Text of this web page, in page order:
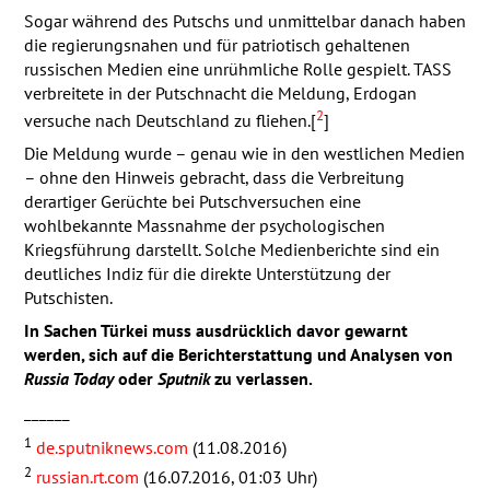
Sogar während des Putschs und unmittelbar danach haben
die regierungsnahen und für patriotisch gehaltenen
russischen Medien eine unrühmliche Rolle gespielt.TASS
verbreitete in der Putschnacht die Meldung, Erdogan
versuche nach Deutschland zu fliehen.[2]
Die Meldung wurde – genau wie in den westlichen Medien
– ohne den Hinweis gebracht, dass die Verbreitung
derartiger Gerüchte bei Putschversuchen eine
wohlbekannte Massnahme der psychologischen
Kriegsführung darstellt. Solche Medienberichte sind ein
deutliches Indiz für die direkte Unterstützung der
Putschisten.
In Sachen Türkei muss ausdrücklich davor gewarnt
werden, sich auf die Berichterstattung und Analysen von
Russia Todayoder Sputnikzu verlassen.
1 de.sputniknews.com (11.08.2016)
2 russian.rt.com (16.07.2016, 01:03 Uhr)